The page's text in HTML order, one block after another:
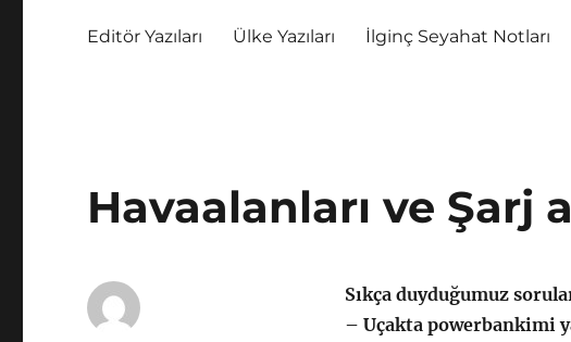
Editör Yazıları Ülke Yazıları İlginç Seyahat Notları
Havaalanları ve Şarj
Sıkça duyduğumuz
– Uçakta powerbankimi